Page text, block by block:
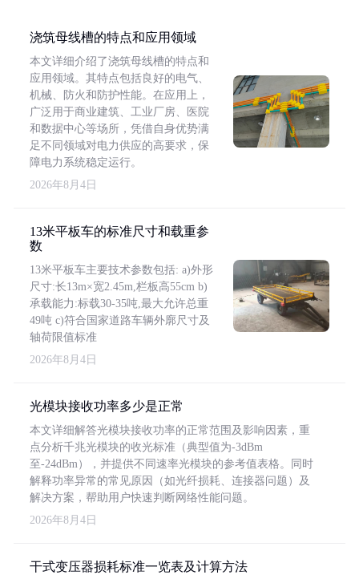
浇筑母线槽的特点和应用领域
本文详细介绍了浇筑母线槽的特点和
应用领域。其特点包括良好的电气、
机械、防火和防护性能。在应用上，
广泛用于商业建筑、工业厂房、医院
和数据中心等场所，凭借自身优势满
足不同领域对电力供应的高要求，保
障电力系统稳定运行。
2026年8月4日
13米平板车的标准尺寸和载重参
数
13米平板车主要技术参数包括: a)外形
尺寸:长13m×宽2.45m,栏板高55cm b)
承载能力:标载30-35吨,最大允许总重
49吨 c)符合国家道路车辆外廓尺寸及
轴荷限值标准
2026年8月4日
光模块接收功率多少是正常
本文详细解答光模块接收功率的正常范围及影响因素，重
点分析千兆光模块的收光标准（典型值为-3dBm
至-24dBm），并提供不同速率光模块的参考值表格。同时
解释功率异常的常见原因（如光纤损耗、连接器问题）及
解决方案，帮助用户快速判断网络性能问题。
2026年8月4日
干式变压器损耗标准一览表及计算方法